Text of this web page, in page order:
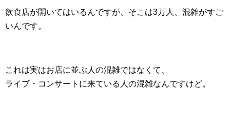
飲食店が開いてはいるんですが、そこは3万人、混雑がすご
いんです。
これは実はお店に並ぶ人の混雑ではなくて、
ライブ・コンサートに来ている人の混雑なんですけど。